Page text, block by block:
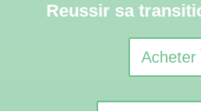
Reussir sa
Acheter